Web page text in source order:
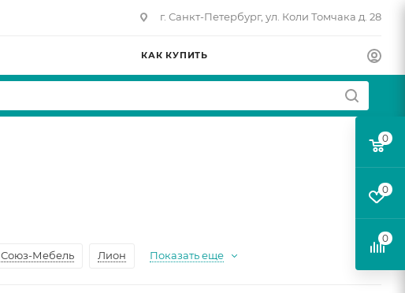
г. Санкт-Петербург, ул. Коли Томчака д. 28
КАК КУПИТЬ
Союз-Мебель Лион Показать еще
0
0
0